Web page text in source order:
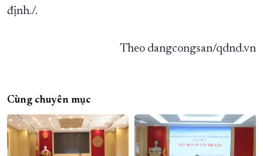
định./.
Theo dangcongsan/qdnd.vn
Cùng chuyên mục